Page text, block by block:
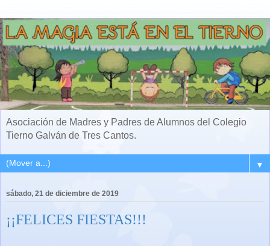
Asociación de Madres y Padres de Alumnos del Colegio
Tierno Galván de Tres Cantos.
▼
sábado, 21 de diciembre de 2019
¡¡FELICES FIESTAS!!!